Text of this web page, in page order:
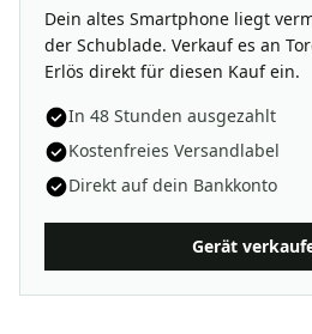
Dein altes Smartphone liegt
der Schublade. Verkauf es an
Erlös direkt für diesen Kauf ein.
In 48 Stunden ausgezahlt
Kostenfreies Versandlabel
Direkt auf dein Bankkonto
Gerät